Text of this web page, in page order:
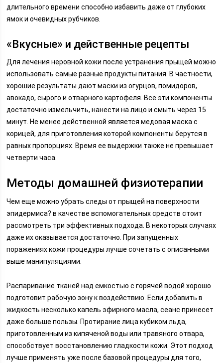
длительного времени способно избавить даже от глубоких
ямок и очевидных рубчиков.
«Вкусные» и действенные рецепты
Для лечения неровной кожи после устранения прыщей можно
использовать самые разные продукты питания. В частности,
хорошие результаты дают маски из огурцов, помидоров,
авокадо, сырого и отварного картофеля. Все эти компоненты
достаточно измельчить, нанести на лицо и смыть через 15
минут. Не менее действенной является медовая маска с
корицей, для приготовления которой компоненты берутся в
равных пропорциях. Время ее выдержки также не превышает
четверти часа.
Методы домашней физиотерапии
Чем еще можно убрать следы от прыщей на поверхности
эпидермиса? в качестве вспомогательных средств стоит
рассмотреть три эффективных подхода. В некоторых случаях
даже их оказывается достаточно. При запущенных
поражениях кожи процедуры лучше сочетать с описанными
выше манипуляциями.
Распаривание тканей над емкостью с горячей водой хорошо
подготовит рабочую зону к воздействию. Если добавить в
жидкость несколько капель эфирного масла, сеанс принесет
даже больше пользы. Протирание лица кубиком льда,
приготовленным из кипяченой воды или травяного отвара,
способствует восстановлению гладкости кожи. Этот подход
лучше применять уже после базовой процедуры для того,